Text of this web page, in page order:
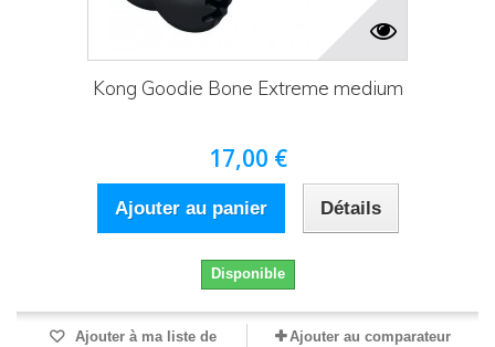
Kong Goodie Bone Extreme medium
17,00 €
Ajouter au panier Détails
Disponible
Ajouter à ma liste de
Ajouter au comparateur